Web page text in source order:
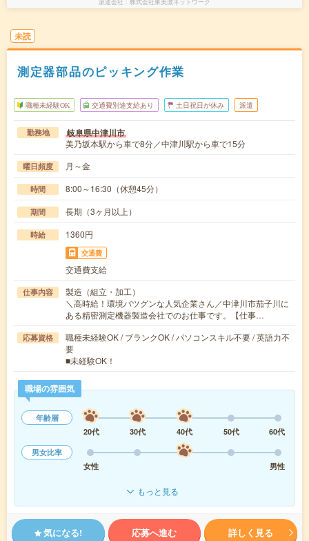
未読
測定器部品のピッキング作業
職種未経験OK 交通費別途支給あり 土日祝日が休み 派遣
勤務地 岐阜県中津川市
美乃坂本駅から車で8分／中津川駅から車で15分
曜日頻度 月～金
時間 8:00～16:30（休憩45分）
期間 長期（3ヶ月以上）
時給 1360円
交通費
交通費支給
仕事内容
製造（組立・加工）
＼高時給！環境バツグンな人気企業さん／中津川市茄子川に
ある精密測定機器製造会社でのお仕事です。【仕事…
応募資格
職種未経験OK / ブランクOK / パソコンスキル不要 / 英語力不
要
■未経験OK！
職場の雰囲気
年齢層
20代
30代 40代 50代
60代
男女比率
女性
男性
もっと見る
気になる! 応募へ進む 詳しく見る